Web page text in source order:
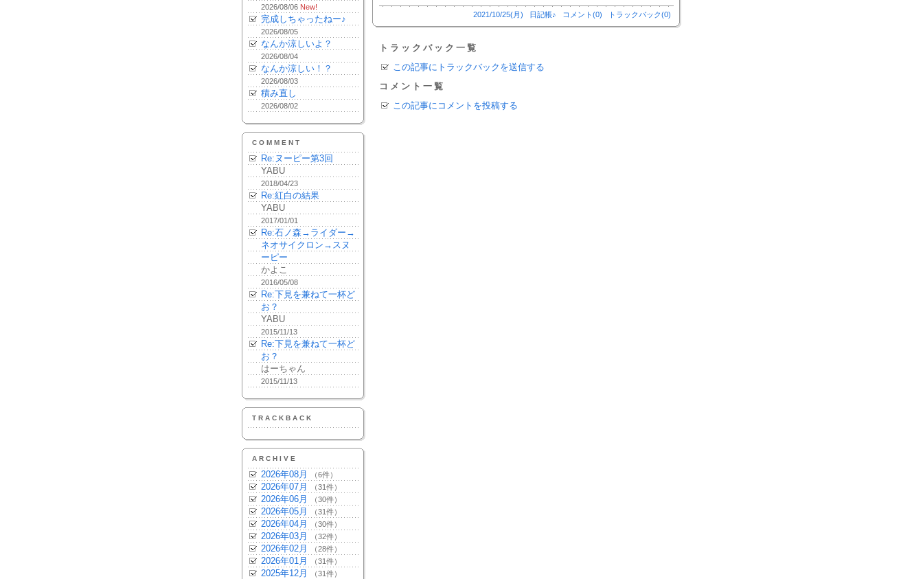
2026/08/06 New!
完成しちゃったねー♪
2026/08/05
なんか涼しいよ？
2026/08/04
なんか涼しい！？
2026/08/03
積み直し
2026/08/02
COMMENT
Re:ヌーピー第3回
YABU
2018/04/23
Re:紅白の結果
YABU
2017/01/01
Re:石ノ森→ライダー→
ネオサイクロン→スヌ
ーピー
かよこ
2016/05/08
Re:下見を兼ねて一杯ど
お？
YABU
2015/11/13
Re:下見を兼ねて一杯ど
お？
はーちゃん
2015/11/13
TRACKBACK
ARCHIVE
2026年08月 （6件）
2026年07月 （31件）
2026年06月 （30件）
2026年05月 （31件）
2026年04月 （30件）
2026年03月 （32件）
2026年02月 （28件）
2026年01月 （31件）
2025年12月 （31件）
2021/10/25(月) 日記帳♪ コメント(0) トラックバック(0)
トラックバック一覧
この記事にトラックバックを送信する
コメント一覧
この記事にコメントを投稿する